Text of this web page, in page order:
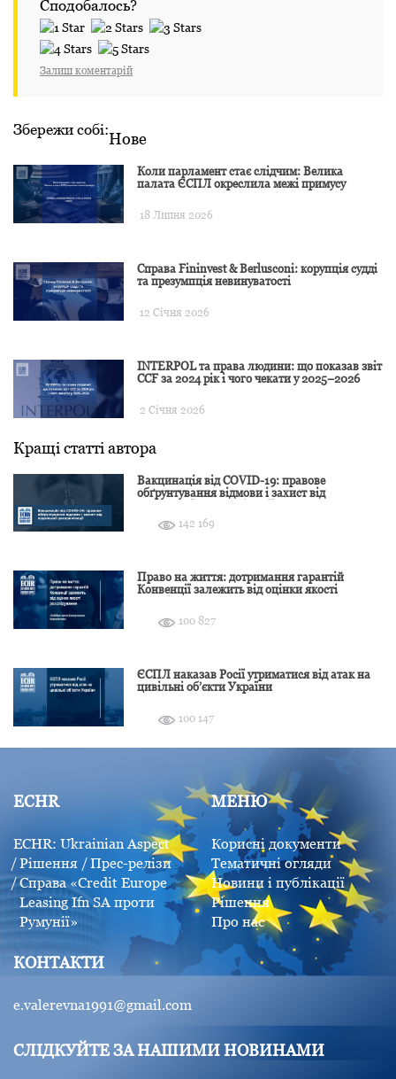
Сподобалось?
Залиш коментарій
Збережи собі:Нове
Коли парламент стає слідчим: Велика
палата ЄСПЛ окреслила межі примусу
18 Липня 2026
Справа Fininvest & Berlusconi: корупція судді
та презумпція невинуватості
12 Січня 2026
INTERPOL та права людини: що показав звіт
CCF за 2024 рік і чого чекати у 2025–2026
2 Січня 2026
Кращі статті автора
Вакцинація від COVID-19: правове
обґрунтування відмови і захист від
142 169
Право на життя: дотримання гарантій
Конвенції залежить від оцінки якості
100 827
ЄСПЛ наказав Росії утриматися від атак на
цивільні об’єкти України
100 147
ECHR
ECHR: Ukrainian Aspect
Рішення
Прес-релізи
Справа «Credit Europe
Leasing Ifn SA проти
Румунії»
МЕНЮ
Корисні документи
Тематичні огляди
Новини і публікації
Рішення
Про нас
КОНТАКТИ
e.valerevna1991@gmail.com
СЛІДКУЙТЕ ЗА НАШИМИ НОВИНАМИ